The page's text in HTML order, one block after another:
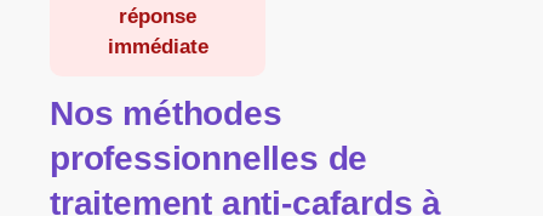
réponse
immédiate
Nos méthodes
professionnelles de
traitement anti-cafards à